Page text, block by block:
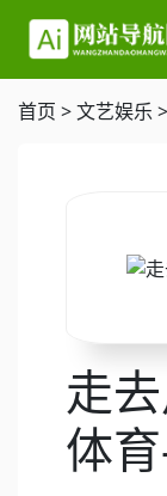
首页 >文艺娱乐 >
走
体